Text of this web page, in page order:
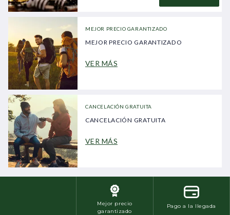
MEJOR PRECIO GARANTIZADO
MEJOR PRECIO GARANTIZADO
VER MÁS
CANCELACIÓN GRATUITA
CANCELACIÓN GRATUITA
VER MÁS
Mejor precio
garantizado
Pago a la llegada